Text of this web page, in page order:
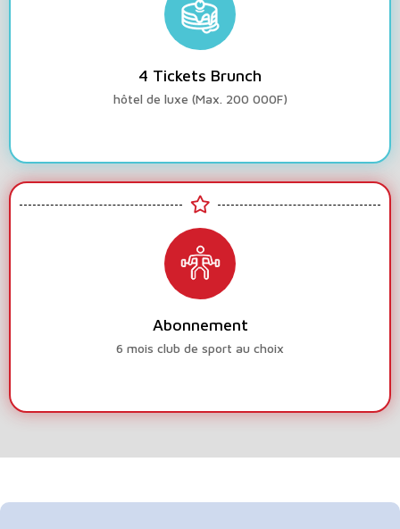
4 Tickets Brunch
hôtel de luxe (Max. 200 000F)
Abonnement
6 mois club de sport au choix